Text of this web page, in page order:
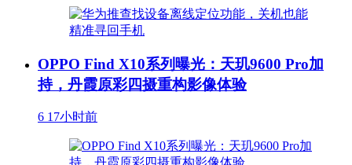
OPPO Find X10系列曝光：天玑9600 Pro加
持，丹霞原彩四摄重构影像体验
6 17小时前